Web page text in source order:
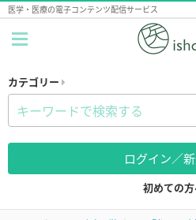
医学・医療の電子コンテンツ配信サービス
カテゴリー
ログイン／
初めての